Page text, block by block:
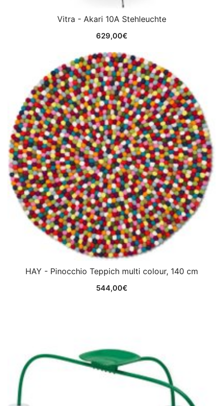
Vitra - Akari 10A Stehleuchte
629,00€
HAY - Pinocchio Teppich multi colour, 140 cm
544,00€